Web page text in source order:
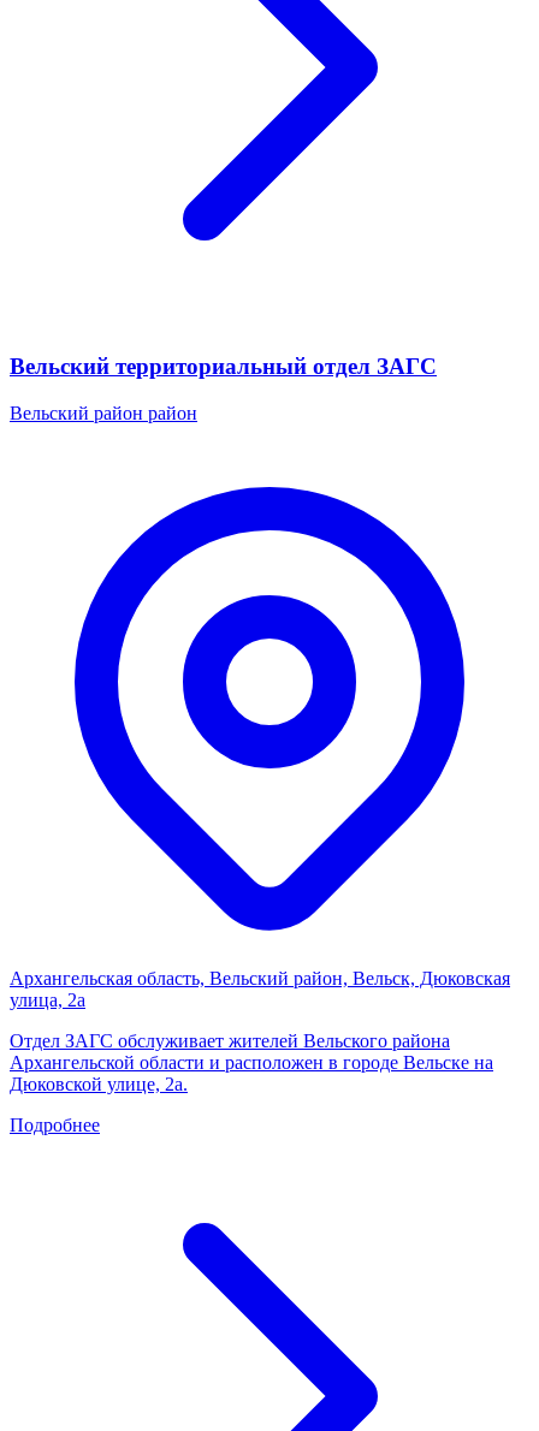
Вельский территориальный отдел ЗАГС
Вельский район район
Архангельская область, Вельский район, Вельск, Дюковская
улица, 2а
Отдел ЗАГС обслуживает жителей Вельского района
Архангельской области и расположен в городе Вельске на
Дюковской улице, 2а.
Подробнее